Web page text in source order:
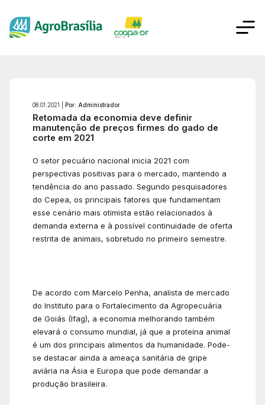
08.01.2021 | Por: Administrador
Retomada da economia deve definir
manutenção de preços firmes do gado de
corte em 2021
O setor pecuário nacional inicia 2021 com
perspectivas positivas para o mercado, mantendo a
tendência do ano passado. Segundo pesquisadores
do Cepea, os principais fatores que fundamentam
esse cenário mais otimista estão relacionados à
demanda externa e à possível continuidade de oferta
restrita de animais, sobretudo no primeiro semestre.
De acordo com Marcelo Penha, analista de mercado
do Instituto para o Fortalecimento da Agropecuária
de Goiás (Ifag), a economia melhorando também
elevará o consumo mundial, já que a proteína animal
é um dos principais alimentos da humanidade. Pode-
se destacar ainda a ameaça sanitária de gripe
aviária na Ásia e Europa que pode demandar a
produção brasileira.